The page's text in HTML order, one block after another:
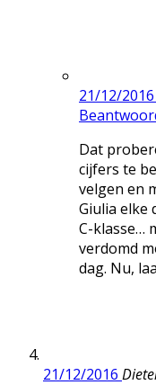
21/12/
Dat
cijfers te
velgen en
Giulia elke
C-klasse…
verdomd
dag. Nu,
21/12/2016